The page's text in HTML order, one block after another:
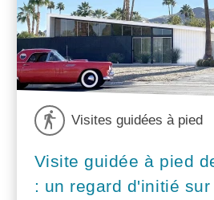
Visites guidées à pied
Visite guidée à pied
: un regard d'initié